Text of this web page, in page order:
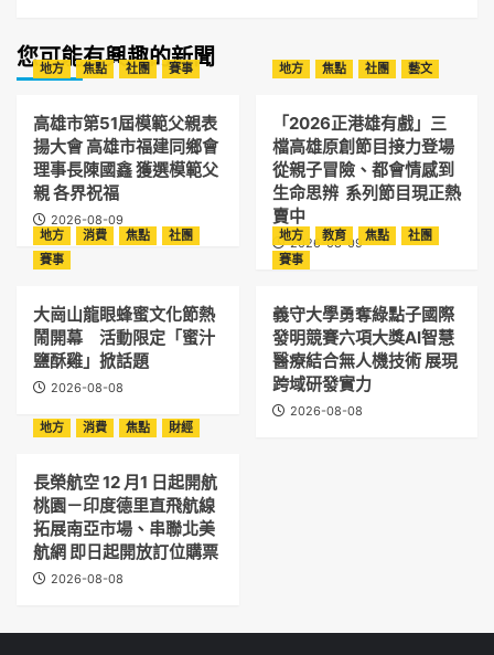
您可能有興趣的新聞
地方 焦點 社團 賽事
高雄市第51屆模範父親表
揚大會 高雄市福建同鄉會
理事長陳國鑫 獲選模範父
親 各界祝福
2026-08-09
地方 焦點 社團 藝文
「2026正港雄有戲」三
檔高雄原創節目接力登場
從親子冒險、都會情感到
生命思辨 系列節目現正熱
賣中
2026-08-09
地方 消費 焦點
社團
賽事
大崗山龍眼蜂蜜文化節熱
鬧開幕 活動限定「蜜汁
鹽酥雞」掀話題
2026-08-08
地方 教育 焦點
社團
賽事
義守大學勇奪綠點子國際
發明競賽六項大獎AI智慧
醫療結合無人機技術 展現
跨域研發實力
2026-08-08
地方
消費 焦點 財經
長榮航空 12 月1 日起開航
桃園－印度德里直飛航線
拓展南亞市場、串聯北美
航網 即日起開放訂位購票
2026-08-08